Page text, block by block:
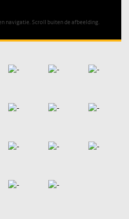
navigatie. Scroll buiten de afbeelding.